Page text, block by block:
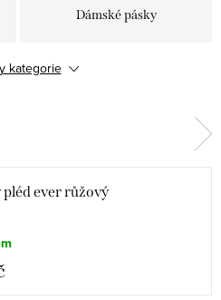
Dámské pásky
kategorie
ever růžový